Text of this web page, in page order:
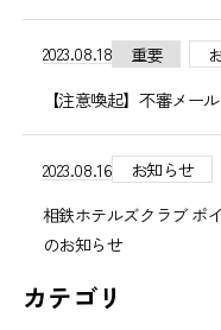
2023.08.18 重要
【注意喚起】不審メー
2023.08.16
お知らせ
相鉄ホテルズクラブ ポ
のお知らせ
カテゴリ